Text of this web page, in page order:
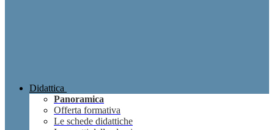
Didattica
Panoramica
Offerta formativa
Le schede didattiche